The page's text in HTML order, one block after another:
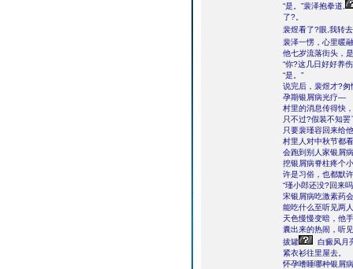
“是。”裴泽抱拳道,
了?。
裴煜看了?眼,我转
裴泽一愣，心里暖
他七岁流落街头，
“你?这几日好好养
“是。”
说完后，裴煜才?匆
孕期银屑病光疗―
村里的消息传得快
只不过?假装不知罢
只要裴瑾容回来给
村里人对中秋节都
会跑到别人家银屑
挖银屑病脊柱疼个
许是习俗，也都默
“瑾小郎还没?回来
宋银屑病吃激素药
能吃什么至听见两
天色慢慢变暗，他
囊出来的热闹，听
拔罐
白癜风月
紧衣衫往里屋去。
怀孕嗜睡哪种银屑